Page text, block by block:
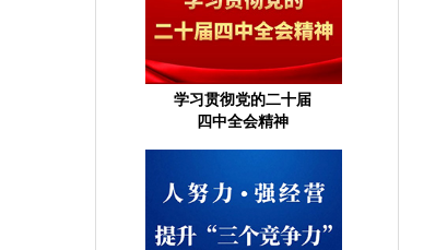
学习贯彻党的二十届
四中全会精神